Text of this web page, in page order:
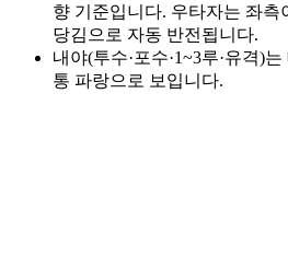
향 기준입니다. 우타자는 좌측
당김으로 자동 반전됩니다.
내야(투수·포수·1~3루·유격)
통 파랑으로 보입니다.